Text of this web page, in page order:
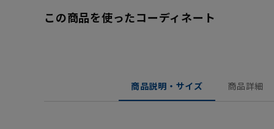
この商品を使ったコーディネート
商品説明・サイズ 商品詳細